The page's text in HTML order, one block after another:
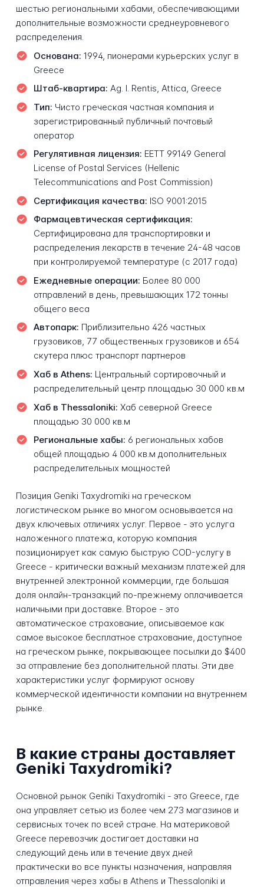
шестью региональными хабами, обеспечивающими
дополнительные возможности среднеуровневого
распределения.
Основана: 1994, пионерами курьерских услуг в
Greece
Штаб-квартира: Ag. I. Rentis, Attica, Greece
Тип: Чисто греческая частная компания и
зарегистрированный публичный почтовый
оператор
Регулятивная лицензия: EETT 99149 General
License of Postal Services (Hellenic
Telecommunications and Post Commission)
Сертификация качества: ISO 9001:2015
Фармацевтическая сертификация:
Сертифицирована для транспортировки и
распределения лекарств в течение 24-48 часов
при контролируемой температуре (с 2017 года)
Ежедневные операции: Более 80 000
отправлений в день, превышающих 172 тонны
общего веса
Автопарк: Приблизительно 426 частных
грузовиков, 77 общественных грузовиков и 654
скутера плюс транспорт партнеров
Хаб в Athens: Центральный сортировочный и
распределительный центр площадью 30 000 кв.м
Хаб в Thessaloniki: Хаб северной Greece
площадью 30 000 кв.м
Региональные хабы: 6 региональных хабов
общей площадью 4 000 кв.м дополнительных
распределительных мощностей
Позиция Geniki Taxydromiki на греческом
логистическом рынке во многом основывается на
двух ключевых отличиях услуг. Первое - это услуга
наложенного платежа, которую компания
позиционирует как самую быструю COD-услугу в
Greece - критически важный механизм платежей для
внутренней электронной коммерции, где большая
доля онлайн-транзакций по-прежнему оплачивается
наличными при доставке. Второе - это
автоматическое страхование, описываемое как
самое высокое бесплатное страхование, доступное
на греческом рынке, покрывающее посылки до $400
за отправление без дополнительной платы. Эти две
характеристики услуг формируют основу
коммерческой идентичности компании на внутреннем
рынке.
В какие страны доставляет
Geniki Taxydromiki?
Основной рынок Geniki Taxydromiki - это Greece, где
она управляет сетью из более чем 273 магазинов и
сервисных точек по всей стране. На материковой
Greece перевозчик достигает доставки на
следующий день или в течение двух дней
практически во все пункты назначения, направляя
отправления через хабы в Athens и Thessaloniki и